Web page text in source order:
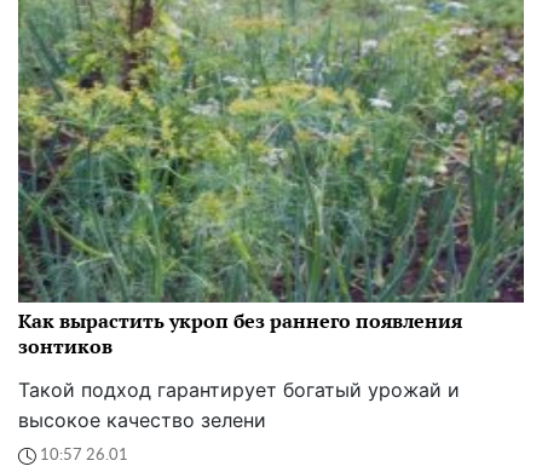
Как вырастить укроп без раннего появления
зонтиков
Такой подход гарантирует богатый урожай и
высокое качество зелени
10:57 26.01